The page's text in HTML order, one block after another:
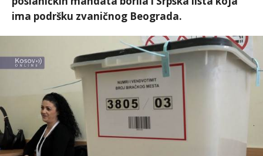
ima podršku zvaničnog Beograda.